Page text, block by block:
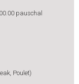
pauschal
Poulet)